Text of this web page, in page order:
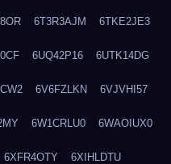
6T3R3AJM 6TKE2JE3
6UQ42P16 6UTK14DG
6V6FZLKN 6VJVHI57
6W1CRLU0 6WAOIUX0
6XFR4OTY 6XIHLDTU